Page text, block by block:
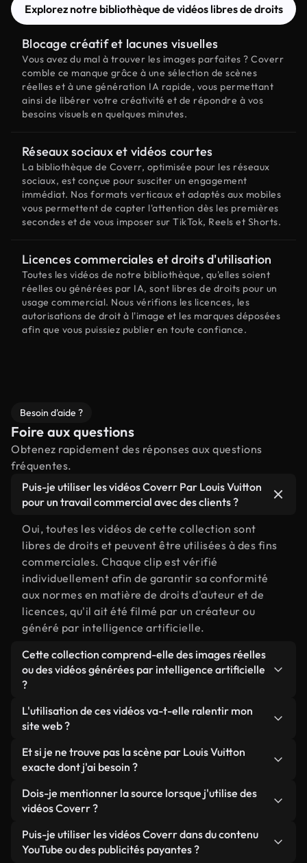
Explorez notre bibliothèque de vidéos libres de droits
Blocage créatif et lacunes visuelles
Vous avez du mal à trouver les images parfaites ? Coverr
comble ce manque grâce à une sélection de scènes
réelles et à une génération IA rapide, vous permettant
ainsi de libérer votre créativité et de répondre à vos
besoins visuels en quelques minutes.
Réseaux sociaux et vidéos courtes
La bibliothèque de Coverr, optimisée pour les réseaux
sociaux, est conçue pour susciter un engagement
immédiat. Nos formats verticaux et adaptés aux mobiles
vous permettent de capter l'attention dès les premières
secondes et de vous imposer sur TikTok, Reels et Shorts.
Licences commerciales et droits d'utilisation
Toutes les vidéos de notre bibliothèque, qu'elles soient
réelles ou générées par IA, sont libres de droits pour un
usage commercial. Nous vérifions les licences, les
autorisations de droit à l'image et les marques déposées
afin que vous puissiez publier en toute confiance.
Besoin d'aide ?
Foire aux questions
Obtenez rapidement des réponses aux questions
fréquentes.
Puis-je utiliser les vidéos Coverr Par Louis Vuitton
pour un travail commercial avec des clients ?
Oui, toutes les vidéos de cette collection sont
libres de droits et peuvent être utilisées à des fins
commerciales. Chaque clip est vérifié
individuellement afin de garantir sa conformité
aux normes en matière de droits d'auteur et de
licences, qu'il ait été filmé par un créateur ou
généré par intelligence artificielle.
Cette collection comprend-elle des images réelles
ou des vidéos générées par intelligence artificielle
?
Les deux. Il s'agit d'une bibliothèque hybride
composée de véritables images filmées par des
vidéos générées par IA. Chaque vidéo est
clairement identifiée afin que vous sachiez
toujours ce que vous utilisez.
L'utilisation de ces vidéos va-t-elle ralentir mon
site web ?
Sauf si vous choisissez nos versions optimisées.
Nous proposons des formats légers, prêts pour le
ils conservent une qualité élevée tout en
minimisant les temps de chargement et en
améliorant des indicateurs comme le LCP.
Et si je ne trouve pas la scène par Louis Vuitton
exacte dont j'ai besoin ?
Vous pouvez en créer une instantanément avec
Coverr AI Studio. Il vous suffit de décrire la scène,
soleil », et le Studio générera en quelques
secondes une vidéo personnalisée conforme à nos
Dois-je mentionner la source lorsque j'utilise des
vidéos Coverr ?
Aucune attribution n'est requise. Toutes les vidéos
de notre bibliothèque sont libres de droits et
Puis-je utiliser les vidéos Coverr dans du contenu
YouTube ou des publicités payantes ?